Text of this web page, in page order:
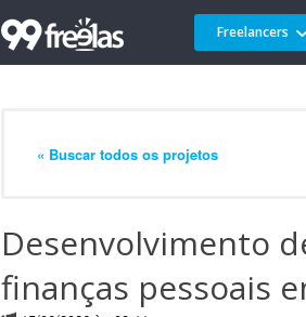
Freelancers
« Buscar todos os projetos
Desenvolvimento
finanças pessoais